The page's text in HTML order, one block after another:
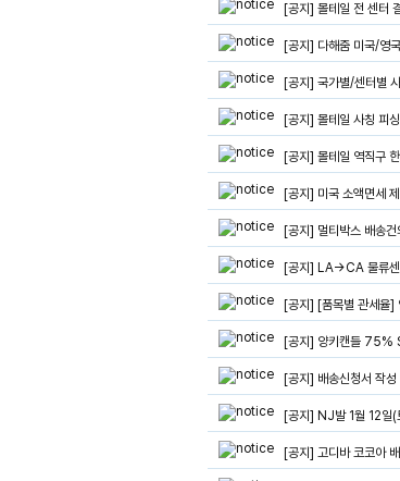
[공지] 몰테일 전 센터
[공지] 다해줌 미국/영
[공지] 국가별/센터별
[공지] 몰테일 사칭 피
[공지] 몰테일 역직구
[공지] 미국 소액면세
[공지] 멀티박스 배송
[공지] LA->CA 물류센
[공지] [품목별 관세율]
[공지] 양키캔들 75%
[공지] 배송신청서 작성
[공지] NJ발 1월 12일(
[공지] 고디바 코코아